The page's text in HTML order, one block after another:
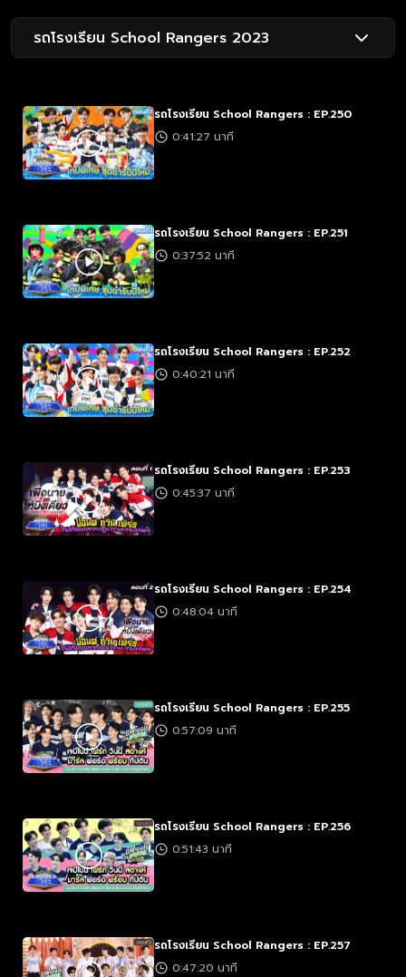
รถโรงเรียน School Rangers 2023
รถโรงเรียน School Rangers : EP.250
0:41:27 นาที
รถโรงเรียน School Rangers : EP.251
0:37:52 นาที
รถโรงเรียน School Rangers : EP.252
0:40:21 นาที
รถโรงเรียน School Rangers : EP.253
0:45:37 นาที
รถโรงเรียน School Rangers : EP.254
0:48:04 นาที
รถโรงเรียน School Rangers : EP.255
0:57:09 นาที
รถโรงเรียน School Rangers : EP.256
0:51:43 นาที
รถโรงเรียน School Rangers : EP.257
0:47:20 นาที